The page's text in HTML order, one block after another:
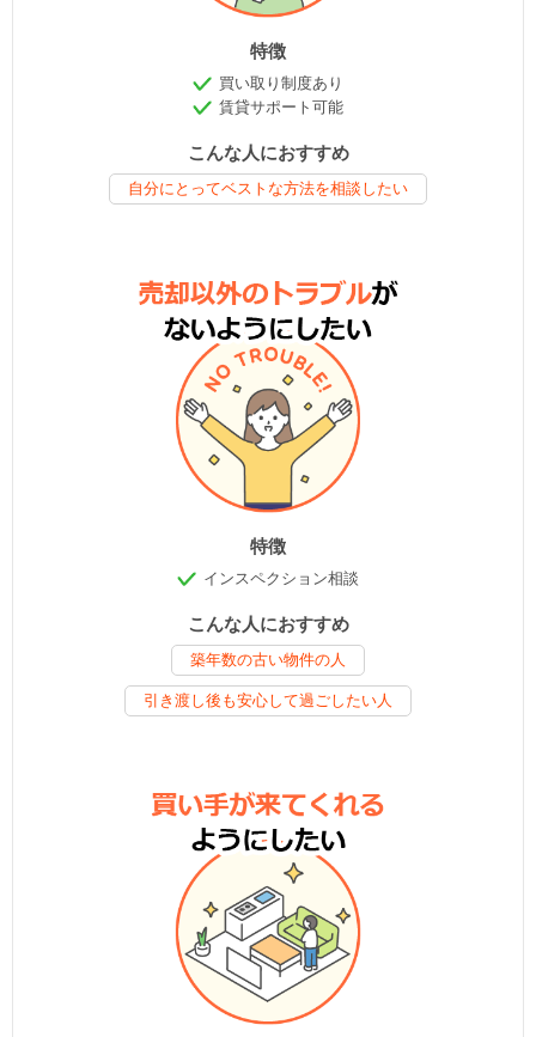
特徴
買い取り制度あり
賃貸サポート可能
こんな人におすすめ
自分にとってベストな方法を相談したい
特徴
インスペクション相談
こんな人におすすめ
築年数の古い物件の人
引き渡し後も安心して過ごしたい人